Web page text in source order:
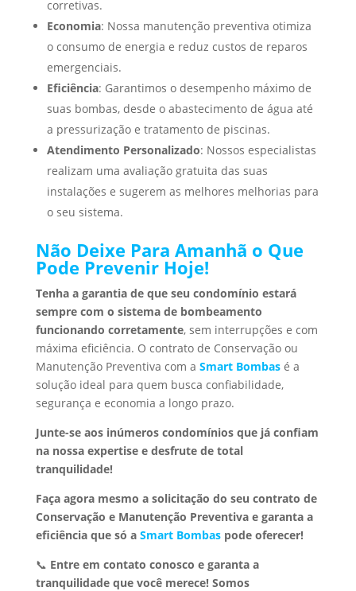
corretivas.
Economia: Nossa manutenção preventiva otimiza
o consumo de energia e reduz custos de reparos
emergenciais.
Eficiência: Garantimos o desempenho máximo de
suas bombas, desde o abastecimento de água até
a pressurização e tratamento de piscinas.
Atendimento Personalizado: Nossos especialistas
realizam uma avaliação gratuita das suas
instalações e sugerem as melhores melhorias para
o seu sistema.
Não Deixe Para Amanhã o Que
Pode Prevenir Hoje!
Tenha a garantia de que seu condomínio estará
sempre com o sistema de bombeamento
funcionando corretamente, sem interrupções e com
máxima eficiência. O contrato de Conservação ou
Manutenção Preventiva com a Smart Bombasé a
solução ideal para quem busca confiabilidade,
segurança e economia a longo prazo.
Junte-se aos inúmeros condomínios que já confiam
na nossa expertise e desfrute de total
tranquilidade!
Faça agora mesmo a solicitação do seu contrato de
Conservação e Manutenção Preventiva e garanta a
eficiência que só a Smart Bombaspode oferecer!
📞 Entre em contato conosco e garanta a
tranquilidade que você merece! Somos